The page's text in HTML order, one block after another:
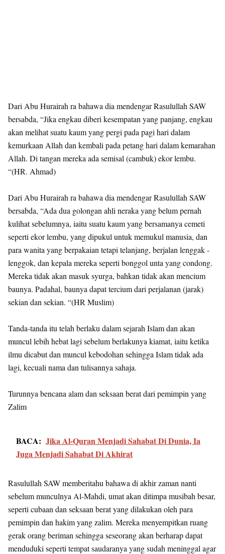
Dari Abu Hurairah ra bahawa dia mendengar Rasulullah SAW
bersabda, “Jika engkau diberi kesempatan yang panjang, engkau
akan melihat suatu kaum yang pergi pada pagi hari dalam
kemurkaan Allah dan kembali pada petang hari dalam kemarahan
Allah. Di tangan mereka ada semisal (cambuk) ekor lembu.
“(HR. Ahmad)
Dari Abu Hurairah ra bahawa dia mendengar Rasulullah SAW
bersabda, “Ada dua golongan ahli neraka yang belum pernah
kulihat sebelumnya, iaitu suatu kaum yang bersamanya cemeti
seperti ekor lembu, yang dipukul untuk memukul manusia, dan
para wanita yang berpakaian tetapi telanjang, berjalan lenggak -
lenggok, dan kepala mereka seperti bonggol unta yang condong.
Mereka tidak akan masuk syurga, bahkan tidak akan mencium
baunya. Padahal, baunya dapat tercium dari perjalanan (jarak)
sekian dan sekian. “(HR Muslim)
Tanda-tanda itu telah berlaku dalam sejarah Islam dan akan
muncul lebih hebat lagi sebelum berlakunya kiamat, iaitu ketika
ilmu dicabut dan muncul kebodohan sehingga Islam tidak ada
lagi, kecuali nama dan tulisannya sahaja.
Turunnya bencana alam dan seksaan berat dari pemimpin yang
Zalim
BACA: Jika Al-Quran Menjadi Sahabat Di Dunia, Ia
Juga Menjadi Sahabat Di Akhirat
Rasulullah SAW memberitahu bahawa di akhir zaman nanti
sebelum munculnya Al-Mahdi, umat akan ditimpa musibah besar,
seperti cubaan dan seksaan berat yang dilakukan oleh para
pemimpin dan hakim yang zalim. Mereka menyempitkan ruang
gerak orang beriman sehingga seseorang akan berharap dapat
menduduki seperti tempat saudaranya yang sudah meninggal agar